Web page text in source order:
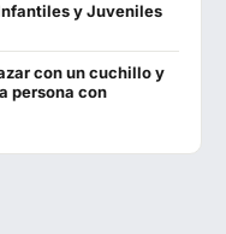
956 440 746
y Juveniles
con un cuchillo y
persona con